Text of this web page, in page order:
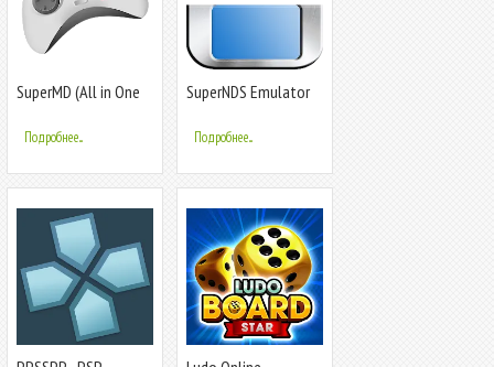
SuperMD (All in One
Подробнее...
SuperNDS Emulator
Подробнее...